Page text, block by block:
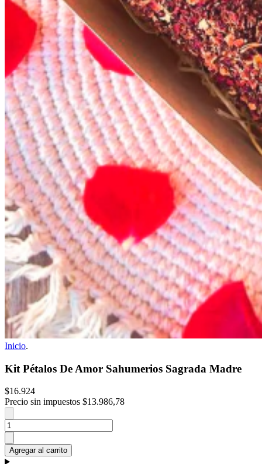
Inicio.
Kit Pétalos De Amor Sahumerios Sagrada Madre
$16.924
Precio sin impuestos $13.986,78
Agregar al carrito